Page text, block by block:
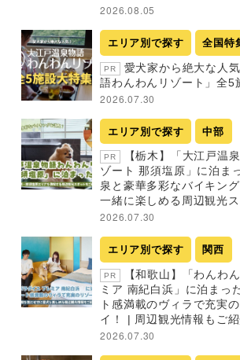
2026.08.05
エリア別で探す 全国特
PR
愛犬家から絶大な人
語わんわんリゾート」全5
2026.07.30
エリア別で探す 中部
PR
【栃木】「大江戸温
ゾート 那須塩原」に泊ま
泉と豪華多彩なバイキン
一緒に楽しめる周辺観光
2026.07.30
エリア別で探す 関西
PR
【和歌山】「わんわ
ミア 南紀白浜」に泊まっ
ト感満載のヴィラで充実
イ！ | 周辺観光情報もご紹
2026.07.30